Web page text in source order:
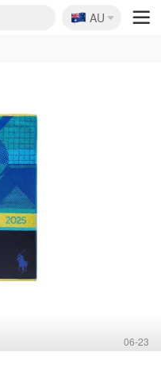
🇦🇺
AU
06-23